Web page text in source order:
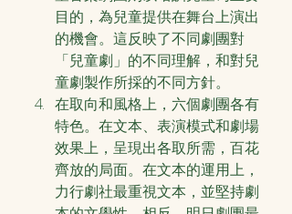
目的，為兒童提供在舞台上演出
的機會。這反映了不同劇團對
「兒童劇」的不同理解，和對兒
童劇製作所採的不同方針。
在取向和風格上，六個劇團各有
特色。在文本、表演模式和劇場
效果上，呈現出各取所需，百花
齊放的局面。在文本的運用上，
力行劇社最重視文本，並堅持劇